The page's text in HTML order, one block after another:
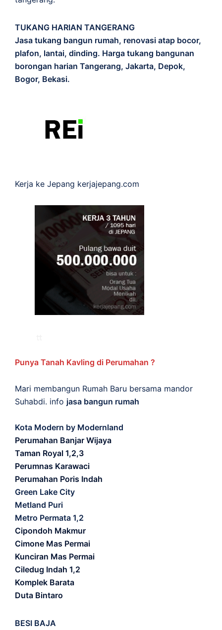
TUKANG HARIAN TANGERANG
Jasa tukang bangun rumah, renovasi atap bocor,
plafon, lantai, dinding. Harga tukang bangunan
borongan harian Tangerang, Jakarta, Depok,
Bogor, Bekasi.
Kerja ke Jepang kerjajepang.com
Punya Tanah Kavling di Perumahan ?
Mari membangun Rumah Baru bersama mandor
Suhabdi. info jasa bangun rumah
Kota Modern by Modernland
Perumahan Banjar Wijaya
Taman Royal 1,2,3
Perumnas Karawaci
Perumahan Poris Indah
Green Lake City
Metland Puri
Metro Permata 1,2
Cipondoh Makmur
Cimone Mas Permai
Kunciran Mas Permai
Ciledug Indah 1,2
Komplek Barata
Duta Bintaro
BESI BAJA